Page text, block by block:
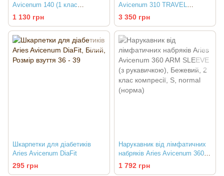
Avicenum 140 (1 клас
компресії)
1 130 грн
Avicenum 310 TRAVEL
COTTON (1 клас компресії)
3 350 грн
Шкарпетки для діабетиків
Aries Avicenum DiaFit
295 грн
Нарукавник від лімфатичних
набряків Aries Avicenum 360
ARM SLEEVE (з рукавичкою)
1 792 грн